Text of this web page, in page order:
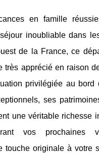
en famille
inoubliable dans
de la France, ce
très apprécié en raison
privilégiée au bord
ses
une véritable richesse
vos prochaines
touche originale à votre